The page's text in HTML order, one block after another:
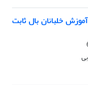
خلبانان بال ثابت